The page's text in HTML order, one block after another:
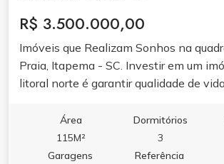
R$ 3.500.000,00
Imóveis que Realizam Sonhos na
Praia, Itapema - SC. Investir em um
litoral norte é garantir qualidade de
Venha conhecer! Excelente
suítes, lavabo, mobiliado , sacada
churrasqueira, vista lateral mar, a 80
Área
115M²
Dormitórios
3
Garagens
Referência